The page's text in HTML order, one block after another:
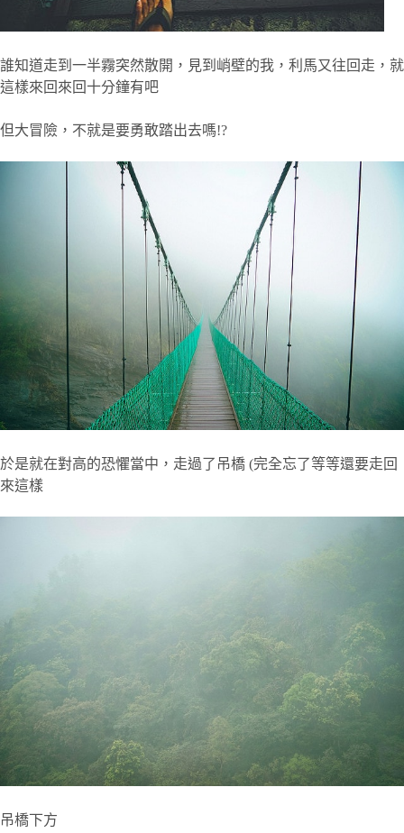
誰知道走到一半霧突然散開，見到峭壁的我，利馬又往回走，就
這樣來回來回十分鐘有吧
但大冒險，不就是要勇敢踏出去嗎!?
於是就在對高的恐懼當中，走過了吊橋 (完全忘了等等還要走回
來這樣
吊橋下方